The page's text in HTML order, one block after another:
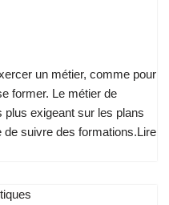
un métier, comme pour
former. Le métier de
plus exigeant sur les plans
suivre des formations.Lire